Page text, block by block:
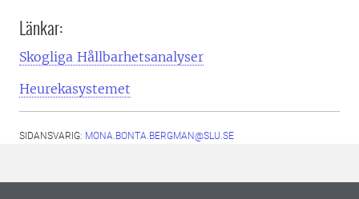
Länkar:
Skogliga Hållbarhetsanalyser
Heurekasystemet
SIDANSVARIG: MONA.BONTA.BERGMAN@SLU.SE